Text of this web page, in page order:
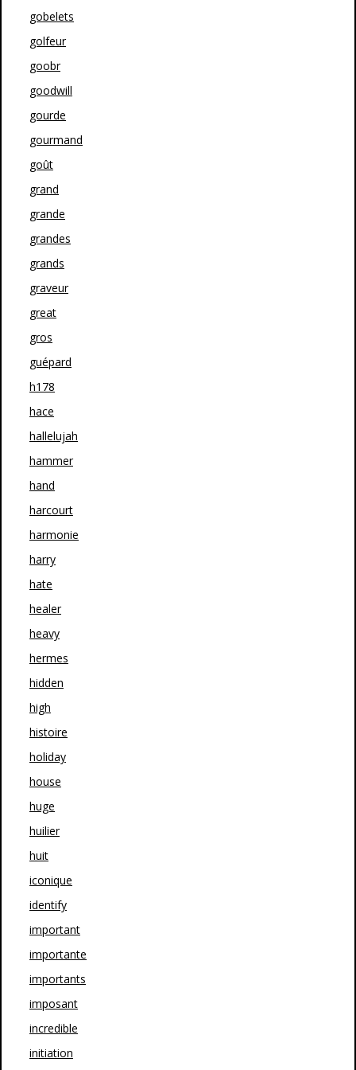
gobelets
golfeur
goobr
goodwill
gourde
gourmand
goût
grand
grande
grandes
grands
graveur
great
gros
guépard
h178
hace
hallelujah
hammer
hand
harcourt
harmonie
harry
hate
healer
heavy
hermes
hidden
high
histoire
holiday
house
huge
huilier
huit
iconique
identify
important
importante
importants
imposant
incredible
initiation